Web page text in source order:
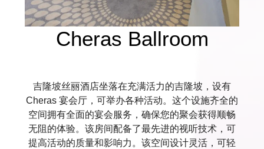
Cheras Ballroom
吉隆坡丝丽酒店坐落在充满活力的吉隆坡，设有
Cheras 宴会厅，可举办各种活动。这个设施齐全的
空间拥有全面的宴会服务，确保您的聚会获得顺畅
无阻的体验。该房间配备了最先进的视听技术，可
提高活动的质量和影响力。该空间设计灵活，可轻